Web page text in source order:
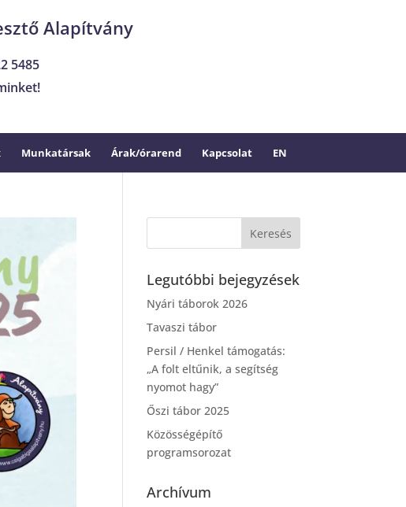
Alapítvány
5485
Munkatársak Árak/órarend Kapcsolat EN
Legutóbbi bejegyzések
Nyári táborok 2026
Tavaszi tábor
Persil / Henkel támogatás:
„A folt eltűnik, a segítség
nyomot hagy”
Őszi tábor 2025
Közösségépítő
programsorozat
Archívum